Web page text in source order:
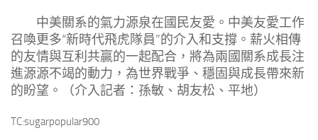
中美關系的氣力源泉在國民友愛。中美友愛工作
召喚更多“新時代飛虎隊員”的介入和支撐。薪火相傳
的友情與互利共贏的一起配合，將為兩國關系成長注
進源源不竭的動力，為世界戰爭、穩固與成長帶來新
的盼望。（介入記者：孫敏、胡友松、平地）
TC:sugarpopular900